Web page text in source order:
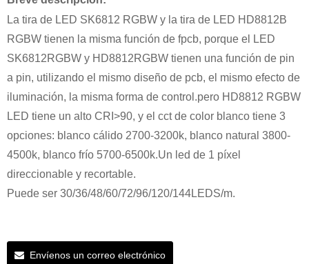
La tira de LED SK6812 RGBW y la tira de LED HD8812B
RGBW tienen la misma función de fpcb, porque el LED
SK6812RGBW y HD8812RGBW tienen una función de pin
a pin, utilizando el mismo diseño de pcb, el mismo efecto de
iluminación, la misma forma de control.pero HD8812 RGBW
LED tiene un alto CRI>90, y el cct de color blanco tiene 3
opciones: blanco cálido 2700-3200k, blanco natural 3800-
4500k, blanco frío 5700-6500k.Un led de 1 píxel
direccionable y recortable.
Puede ser 30/36/48/60/72/96/120/144LEDS/m.
Envíenos un correo electrónico